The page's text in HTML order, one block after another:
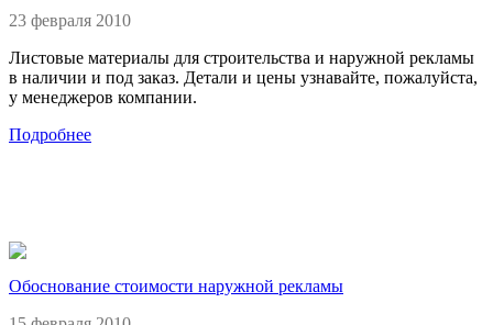
23 февраля 2010
Листовые материалы для строительства и наружной рекламы
в наличии и под заказ. Детали и цены узнавайте, пожалуйста,
у менеджеров компании.
Подробнее
Обоснование стоимости наружной рекламы